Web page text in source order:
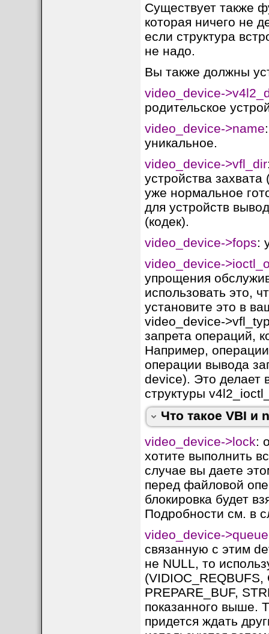
Существует также
которая ничего не
если структура
не надо.
Вы также должны
video_device-
родительское
video_device->name
уникальное.
video_device->vfl_dir
устройства
уже нормальное
для устройств
(кодек).
video_device->fops:
video_device-
упрощения
использовать это,
установите это в
video_device-
запрета операций,
Например,
операции вывода
device). Это делает
структуры
Что такое VBI и
АббревиатураVBI
Interval, т. е.
видеосигнала.
фреймворка V4L2
обработки видео
Что
представляет
Данные в "гасящем
между кадрами)
Тип данных
Служебные данные:
API V4L2
Флаги
возможностей
Устройства в
/dev
/dev/vbiX(младшие
[Практическое
На практике VBI-
специальные
видеоустройства/
быть установлен
приложению нужно
для установки
Для проверки
VBI, используйте
video_device->lock:
хотите выполнить
случае вы даете
перед файловой
блокировка будет
Подробности см. в
video_device->queue
связанную с этим
не NULL, то
(VIDIOC_REQBUFS,
PREPARE_BUF,
показанного выше.
придется ждать
videobuf2 — это
предоставляет
буферами для
[Основное
Videobuf2
предоставляя
- Выделения
- Управления
- Синхронизации